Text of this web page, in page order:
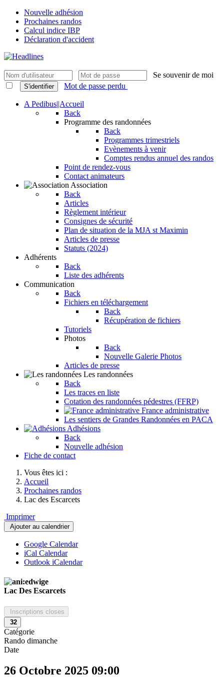
Nouvelle adhésion
Prochaines randos
Calcul indice IBP
Déclaration d'accident
Se souvenir de moi
S'identifier Mot de passe perdu
A Pedibus||Accueil
Back
Programme des randonnées
Back
Programmes trimestriels
Evènements à venir
Comptes rendus annuel des randos
Point de rendez-vous
Contact animateurs
Association
Back
Articles
Règlement intérieur
Consignes de sécurité
Plan de situation de la MJA st Maximin
Articles de presse
Statuts (2024)
Adhérents
Back
Liste des adhérents
Communication
Back
Fichiers en téléchargement
Back
Récupération de fichiers
Tutoriels
Photos
Back
Nouvelle Galerie Photos
Articles de presse
Les randonnées
Back
Les traces en liste
Cotation des randonnées pédestres (FFRP)
France administrative
Les sentiers de Grandes Randonnées en PACA
Adhésions
Back
Nouvelle adhésion
Fiche de contact
Vous êtes ici :
Accueil
Prochaines randos
Lac des Escarcets
Imprimer
Ajouter au calendrier
Google Calendar
iCal Calendar
Outlook iCalendar
Lac Des Escarcets
Inscriptions closes
32
Catégorie
Rando dimanche
Date
26 Octobre 2025 09:00